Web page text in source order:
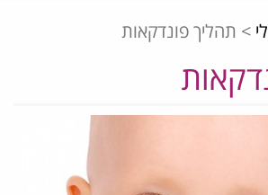
> תהליך פונדקאות